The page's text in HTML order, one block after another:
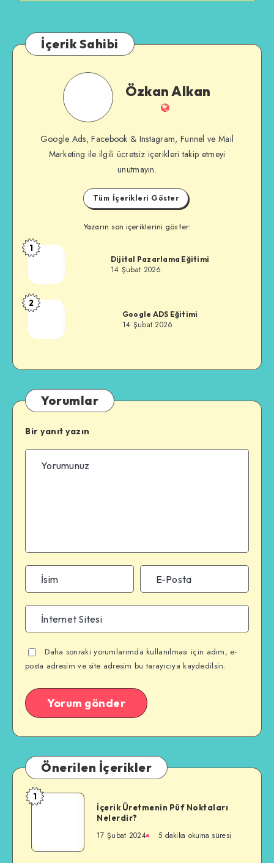
İçerik Sahibi
Özkan
Özkan Alkan
İnternet
Google Ads, Facebook & Instagram, Funnel ve Mail
Marketing ile ilgili ücretsiz içerikleri takip etmeyi
unutmayın.
Tüm İçerikleri Göster
Yazarın son içeriklerini göster:
Özkan
1
Dijital Pazarlama Eğitimi
14 Şubat 2026
Özkan
2
Google ADS Eğitimi
14 Şubat 2026
Yorumlar
Bir yanıt yazın
Daha sonraki yorumlarımda kullanılması için adım, e-
posta adresim ve site adresim bu tarayıcıya kaydedilsin.
Önerilen İçerikler
İçerik
Noktaları
1
İçerik Üretmenin Püf Noktaları
Nelerdir?
17 Şubat 2024 5 dakika okuma süresi